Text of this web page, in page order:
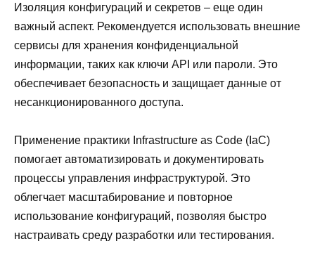
Изоляция конфигураций и секретов – еще один
важный аспект. Рекомендуется использовать внешние
сервисы для хранения конфиденциальной
информации, таких как ключи API или пароли. Это
обеспечивает безопасность и защищает данные от
несанкционированного доступа.
Применение практики Infrastructure as Code (IaC)
помогает автоматизировать и документировать
процессы управления инфраструктурой. Это
облегчает масштабирование и повторное
использование конфигураций, позволяя быстро
настраивать среду разработки или тестирования.